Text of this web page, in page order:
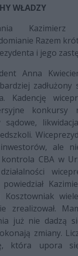
WŁADZY
Razem
i jego
Anna
Kadencję
konkursy
sądowe,
inwestorów, ale
CBA w
powiedział
Kosztowniak
zrealizował.
już nie dadzą
zmiany.
która upora